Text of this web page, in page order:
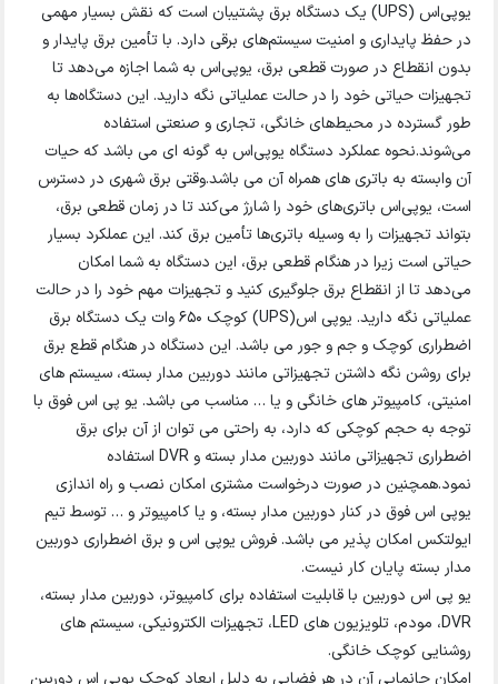
یو‌پی‌اس (UPS) یک دستگاه برق پشتیبان است که نقش بسیار مهمی
در حفظ پایداری و امنیت سیستم‌های برقی دارد. با تأمین برق پایدار و
بدون انقطاع در صورت قطعی برق، یو‌پی‌اس به شما اجازه می‌دهد تا
تجهیزات حیاتی خود را در حالت عملیاتی نگه دارید. این دستگاه‌ها به
طور گسترده در محیط‌های خانگی، تجاری و صنعتی استفاده
می‌شوند.نحوه عملکرد دستگاه یو‌پی‌اس به گونه ای می باشد که حیات
آن وابسته به باتری های همراه آن می باشد.وقتی برق شهری در دسترس
است، یو‌پی‌اس باتری‌های خود را شارژ می‌کند تا در زمان قطعی برق،
بتواند تجهیزات را به وسیله باتری‌ها تأمین برق کند. این عملکرد بسیار
حیاتی است زیرا در هنگام قطعی برق، این دستگاه به شما امکان
می‌دهد تا از انقطاع برق جلوگیری کنید و تجهیزات مهم خود را در حالت
عملیاتی نگه دارید. یوپی اس(UPS) کوچک 650 وات یک دستگاه برق
اضطراری کوچک و جم و جور می باشد. این دستگاه در هنگام قطع برق
برای روشن نگه داشتن تجهیزاتی مانند دوربین مدار بسته، سیستم های
امنیتی، کامپیوتر های خانگی و یا … مناسب می باشد. یو پی اس فوق با
توجه به حجم کوچکی که دارد، به راحتی می توان از آن برای برق
اضطراری تجهیزاتی مانند دوربین مدار بسته و DVR استفاده
نمود.همچنین در صورت درخواست مشتری امکان نصب و راه اندازی
یوپی اس فوق در کنار دوربین مدار بسته، و یا کامپیوتر و … توسط تیم
ایولتکس امکان پذیر می باشد. فروش یوپی اس و برق اضطراری دوربین
مدار بسته پایان کار نیست.
یو پی اس دوربین با قابلیت استفاده برای کامپیوتر، دوربین مدار بسته،
DVR، مودم، تلویزیون های LED، تجهیزات الکترونیکی، سیستم های
روشنایی کوچک خانگی.
امکان جانمایی آن در هر فضایی به دلیل ابعاد کوچک یوپی اس دوربین